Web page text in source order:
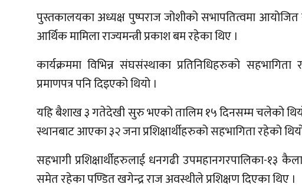
पुस्तकालयका अध्यक्ष पुष्पराज जोशीको सभापतित्वमा
आर्थिक मामिला राज्यमन्त्री प्रकाश बम रहेका थिए ।
कार्यक्रममा विभिन्न संघसंस्थाका प्रतिनिधिहरुको
प्रमाणपत्र पनि दिइएको थियो ।
यहि बैशाख ३ गतेदेखी सुरु भएको तालिम १५ दिनसम्म चलेको थियो
स्थानबाट आएका ३२ जना प्रशिक्षार्थीहरुको सहभागिता रहेको
सहभागी प्रशिक्षार्थीहरुलाई धनगढी उपमहानगरपालिका-१३
समेत रहेका पण्डित खगेन्द्र राज अवस्थीले प्रशिक्षण दिएका थिए ।